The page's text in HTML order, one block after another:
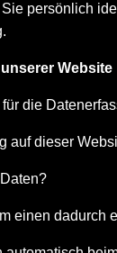
persönlich
Website
die
auf dieser
einen